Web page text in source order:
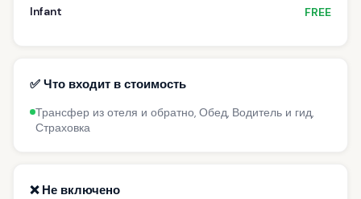
Infant FREE
✅ Что входит в стоимость
Трансфер из отеля и обратно, Обед, Водитель и гид,
Страховка
❌ Не включено